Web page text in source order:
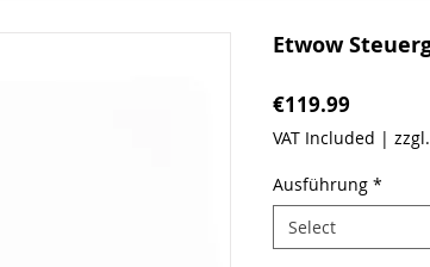
Etwow
€119.99Price
VAT Included |
Ausführung *
Select